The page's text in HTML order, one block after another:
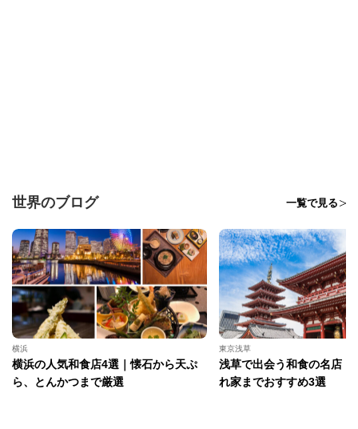
世界のブログ 一覧で見る
横浜
横浜の人気和食店4選｜懐石から天ぷ
ら、とんかつまで厳選
東京浅草
浅草で出会う和食の名店｜
れ家までおすすめ3選